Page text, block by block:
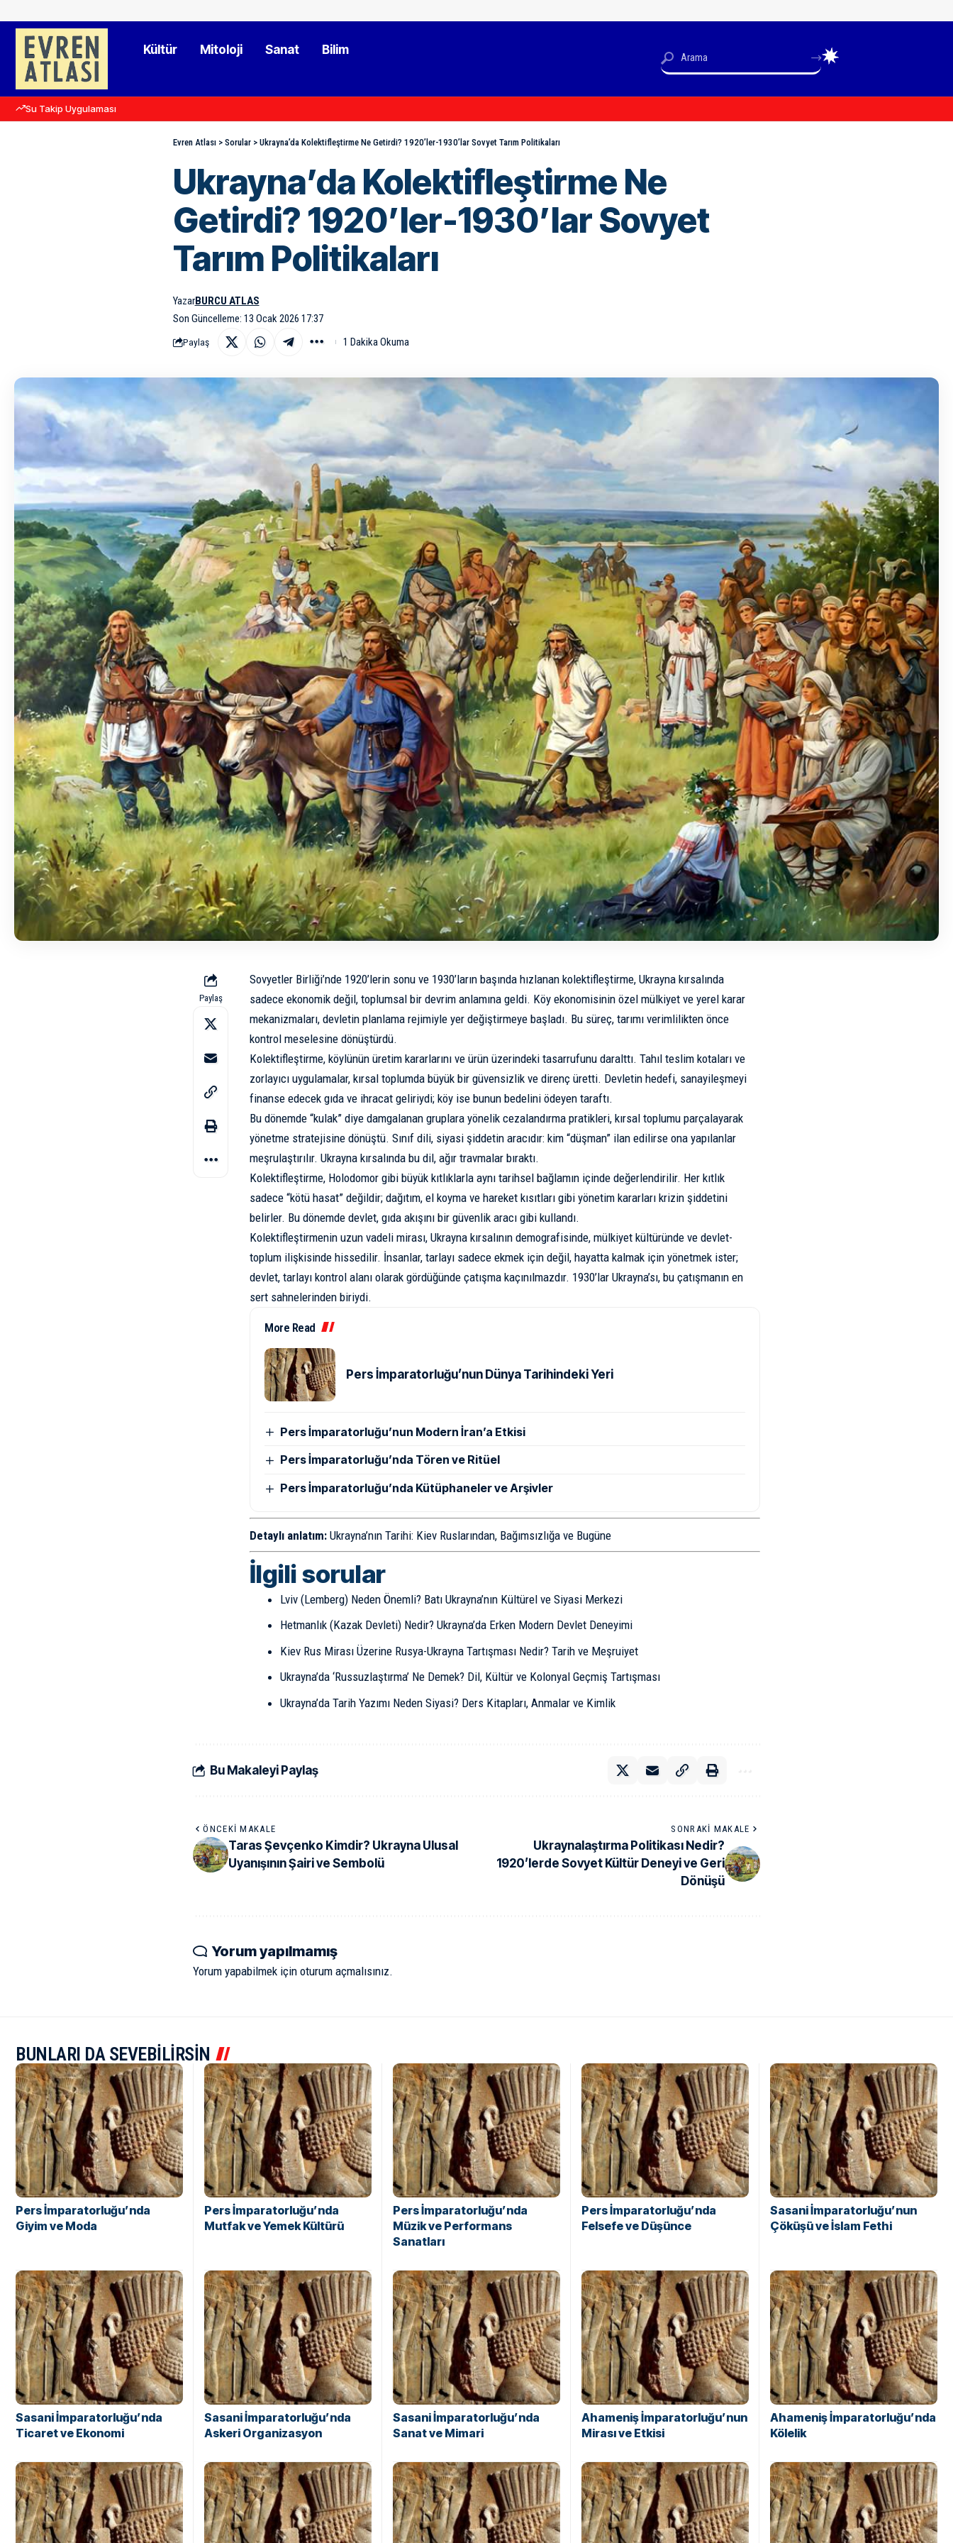
Kültür Mitoloji Sanat Bilim
Su Takip Uygulaması
Evren Atlası> Sorular> Ukrayna’da Kolektifleştirme Ne Getirdi? 1920’ler-1930’lar Sovyet Tarım Politikaları
Ukrayna’da Kolektifleştirme Ne
Getirdi? 1920’ler-1930’lar Sovyet
Tarım Politikaları
Son Güncelleme: 13 Ocak 2026 17:37
YazarBURCU ATLAS
Paylaş 1 Dakika Okuma
Paylaş
Sovyetler Birliği’nde 1920’lerin sonu ve 1930’ların başında hızlanan kolektifleştirme, Ukrayna kırsalında
sadece ekonomik değil, toplumsal bir devrim anlamına geldi. Köy ekonomisinin özel mülkiyet ve yerel karar
mekanizmaları, devletin planlama rejimiyle yer değiştirmeye başladı. Bu süreç, tarımı verimlilikten önce
kontrol meselesine dönüştürdü.
Kolektifleştirme, köylünün üretim kararlarını ve ürün üzerindeki tasarrufunu daralttı. Tahıl teslim kotaları ve
zorlayıcı uygulamalar, kırsal toplumda büyük bir güvensizlik ve direnç üretti. Devletin hedefi, sanayileşmeyi
finanse edecek gıda ve ihracat geliriydi; köy ise bunun bedelini ödeyen taraftı.
Bu dönemde “kulak” diye damgalanan gruplara yönelik cezalandırma pratikleri, kırsal toplumu parçalayarak
yönetme stratejisine dönüştü. Sınıf dili, siyasi şiddetin aracıdır: kim “düşman” ilan edilirse ona yapılanlar
meşrulaştırılır. Ukrayna kırsalında bu dil, ağır travmalar bıraktı.
Kolektifleştirme, Holodomor gibi büyük kıtlıklarla aynı tarihsel bağlamın içinde değerlendirilir. Her kıtlık
sadece “kötü hasat” değildir; dağıtım, el koyma ve hareket kısıtları gibi yönetim kararları krizin şiddetini
belirler. Bu dönemde devlet, gıda akışını bir güvenlik aracı gibi kullandı.
Kolektifleştirmenin uzun vadeli mirası, Ukrayna kırsalının demografisinde, mülkiyet kültüründe ve devlet-
toplum ilişkisinde hissedilir. İnsanlar, tarlayı sadece ekmek için değil, hayatta kalmak için yönetmek ister;
devlet, tarlayı kontrol alanı olarak gördüğünde çatışma kaçınılmazdır. 1930’lar Ukrayna’sı, bu çatışmanın en
sert sahnelerinden biriydi.
More Read
Pers İmparatorluğu’nun Dünya Tarihindeki Yeri
Pers İmparatorluğu’nun Modern İran’a Etkisi
Pers İmparatorluğu’nda Tören ve Ritüel
Pers İmparatorluğu’nda Kütüphaneler ve Arşivler
Detaylı anlatım: Ukrayna’nın Tarihi: Kiev Ruslarından, Bağımsızlığa ve Bugüne
İlgili sorular
Lviv (Lemberg) Neden Önemli? Batı Ukrayna’nın Kültürel ve Siyasi Merkezi
Hetmanlık (Kazak Devleti) Nedir? Ukrayna’da Erken Modern Devlet Deneyimi
Kiev Rus Mirası Üzerine Rusya-Ukrayna Tartışması Nedir? Tarih ve Meşruiyet
Ukrayna’da ‘Russuzlaştırma’ Ne Demek? Dil, Kültür ve Kolonyal Geçmiş Tartışması
Ukrayna’da Tarih Yazımı Neden Siyasi? Ders Kitapları, Anmalar ve Kimlik
Bu Makaleyi Paylaş
ÖNCEKI MAKALE
Taras Şevçenko Kimdir? Ukrayna Ulusal
Uyanışının Şairi ve Sembolü
SONRAKI MAKALE
Ukraynalaştırma Politikası Nedir?
1920’lerde Sovyet Kültür Deneyi ve Geri
Dönüşü
Yorum yapılmamış
Yorum yapabilmek için oturum açmalısınız.
BUNLARI DA SEVEBİLİRSİN
Pers İmparatorluğu’nda
Giyim ve Moda
Pers İmparatorluğu’nda
Mutfak ve Yemek Kültürü
Pers İmparatorluğu’nda
Müzik ve Performans
Sanatları
Pers İmparatorluğu’nda
Felsefe ve Düşünce
Sasani İmparatorluğu’nun
Çöküşü ve İslam Fethi
Sasani İmparatorluğu’nda
Ticaret ve Ekonomi
Sasani İmparatorluğu’nda
Askeri Organizasyon
Sasani İmparatorluğu’nda
Sanat ve Mimari
Ahameniş İmparatorluğu’nun
Mirası ve Etkisi
Ahameniş İmparatorluğu’nda
Kölelik